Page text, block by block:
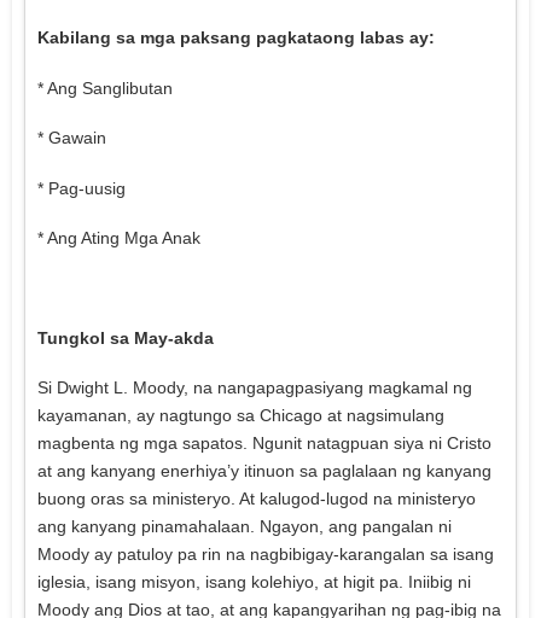
Kabilang sa mga paksang pagkataong labas ay:
* Ang Sanglibutan
* Gawain
* Pag-uusig
* Ang Ating Mga Anak
Tungkol sa May-akda
Si Dwight L. Moody, na nangapagpasiyang magkamal ng
kayamanan, ay nagtungo sa Chicago at nagsimulang
magbenta ng mga sapatos. Ngunit natagpuan siya ni Cristo
at ang kanyang enerhiya’y itinuon sa paglalaan ng kanyang
buong oras sa ministeryo. At kalugod-lugod na ministeryo
ang kanyang pinamahalaan. Ngayon, ang pangalan ni
Moody ay patuloy pa rin na nagbibigay-karangalan sa isang
iglesia, isang misyon, isang kolehiyo, at higit pa. Iniibig ni
Moody ang Dios at tao, at ang kapangyarihan ng pag-ibig na